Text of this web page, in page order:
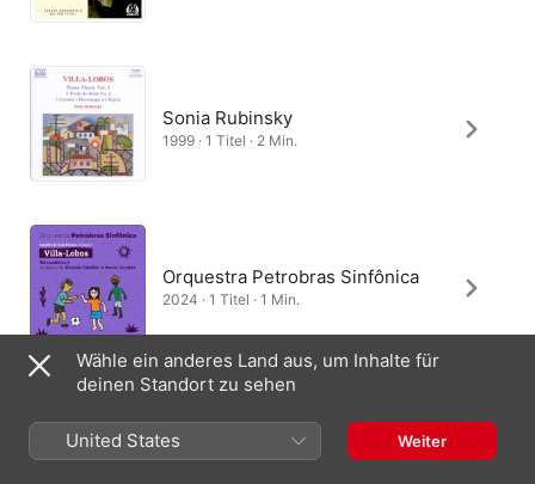
Sonia Rubinsky
1999 · 1 Titel · 2 Min.
Orquestra Petrobras Sinfônica
2024 · 1 Titel · 1 Min.
Olinda Allessandrini
2012 · 1 Titel · 2 Min.
Wähle ein anderes Land aus, um Inhalte für
deinen Standort zu sehen
United States Weiter